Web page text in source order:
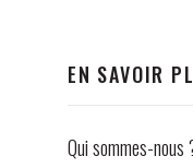
EN SAVOIR
Qui sommes-nous